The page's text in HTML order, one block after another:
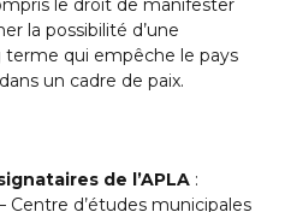
le droit de manifester
la possibilité d’une
qui empêche le pays
un cadre de paix.
de l’APLA :
Centre d’études municipales